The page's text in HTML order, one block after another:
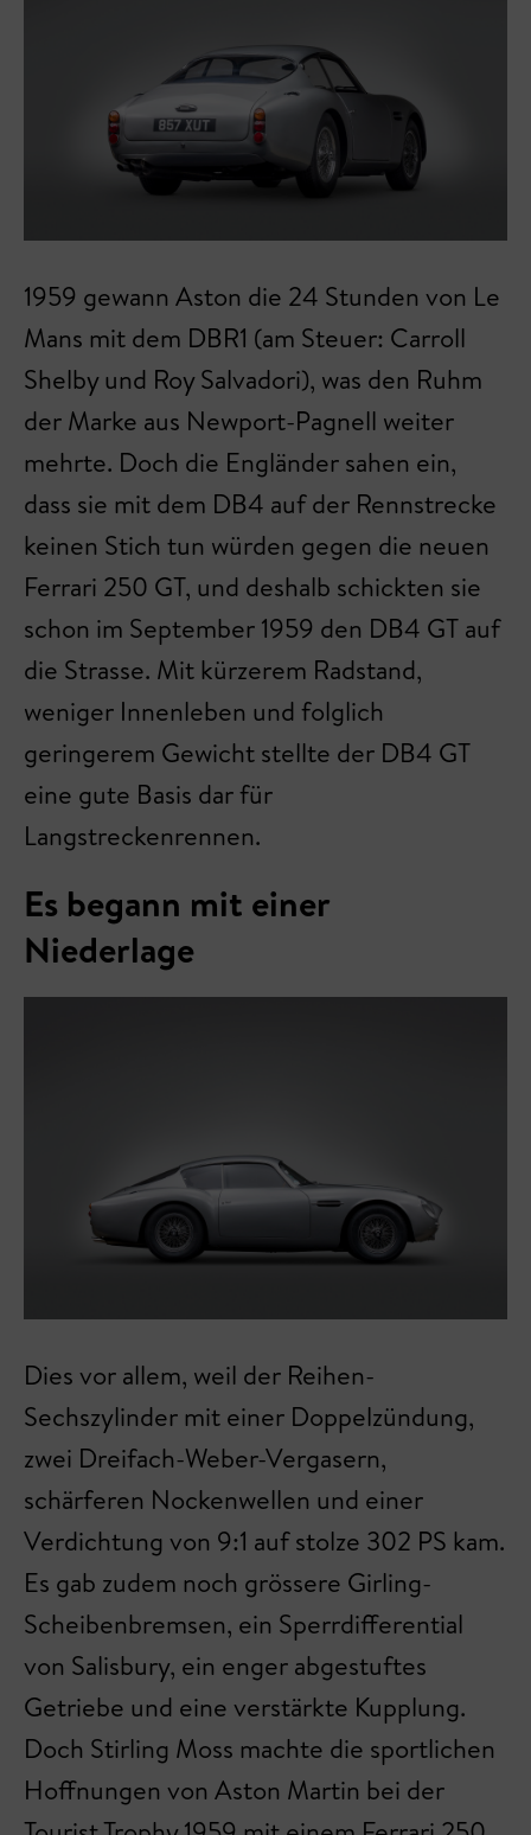
1959 gewann Aston die 24 Stunden von Le
Mans mit dem DBR1 (am Steuer: Carroll
Shelby und Roy Salvadori), was den Ruhm
der Marke aus Newport-Pagnell weiter
mehrte. Doch die Engländer sahen ein,
dass sie mit dem DB4 auf der Rennstrecke
keinen Stich tun würden gegen die neuen
Ferrari 250 GT, und deshalb schickten sie
schon im September 1959 den DB4 GT auf
die Strasse. Mit kürzerem Radstand,
weniger Innenleben und folglich
geringerem Gewicht stellte der DB4 GT
eine gute Basis dar für
Langstreckenrennen.
Es begann mit einer
Niederlage
Dies vor allem, weil der Reihen-
Sechszylinder mit einer Doppelzündung,
zwei Dreifach-Weber-Vergasern,
schärferen Nockenwellen und einer
Verdichtung von 9:1 auf stolze 302 PS kam.
Es gab zudem noch grössere Girling-
Scheibenbremsen, ein Sperrdifferential
von Salisbury, ein enger abgestuftes
Getriebe und eine verstärkte Kupplung.
Doch Stirling Moss machte die sportlichen
Hoffnungen von Aston Martin bei der